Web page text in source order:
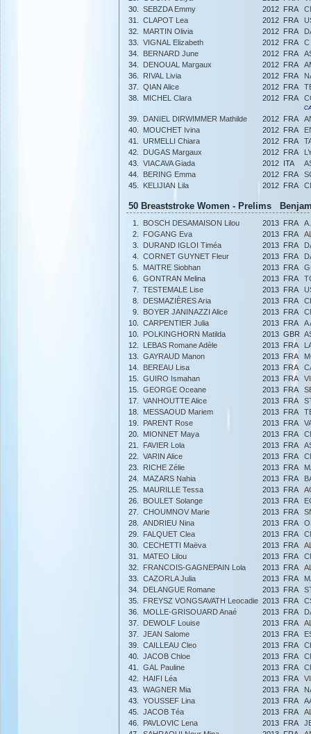
30.
SEBZDA Emmy 2012 FRA
31.
CLAPOT Lea 2012 FRA
32.
MARTIN Olivia 2012 FRA
33.
VIGNAL Elizabeth 2012 FRA
C
34.
BERNARD June 2012 FRA
34.
DENOUAL Margaux 2012 FRA
36.
RIVAL Livia 2012 FRA
37.
QIAN Alice 2012 FRA
38.
MICHEL Clara 2012 FRA
39. DANIEL DIRWIMMER Mathilde 2012 FRA
40.
MOUCHET Ivina 2012 FRA
41.
URMELLI Chiara 2012 FRA
42.
DUGAS Margaux 2012 FRA
43.
VIACAVA Giada 2012 ITA
44.
BERING Emma 2012 FRA
45.
KELIJIAN Lila 2012 FRA
50 Breaststroke Women - Prelims
1. BOSCH DESAMAISON Lilou 2013 FRA
2.
FOGANG Eva 2013 FRA
3.
DURAND IGLOI Timéa 2013 FRA
4.
CORNET GUYNET Fleur 2013 FRA
5.
MAITRE Siobhan 2013 FRA
6.
GONTRAN Melina 2013 FRA
7.
TESTEMALE Lise 2013 FRA
8.
DESMAZIÈRES Aria 2013 FRA
9.
BOYER JANINAZZI Alice 2013 FRA
10.
CARPENTIER Julia 2013 FRA
A
10.
POLKINGHORN Matilda 2013 GBR
12.
LEBAS Romane Adèle 2013 FRA
13.
GAYRAUD Manon 2013 FRA
14.
BEREAU Lisa 2013 FRA
15.
GUIRO Ismahan 2013 FRA
15.
GEORGE Oceane 2013 FRA
17.
VANHOUTTE Alice 2013 FRA
18.
MESSAOUD Mariem 2013 FRA
19.
PARENT Rose 2013 FRA
20.
MIONNET Maya 2013 FRA
21.
FAVIER Lola 2013 FRA
22.
VARIN Alice 2013 FRA
23.
RICHE Zélie 2013 FRA
24.
MAZARS Nahia 2013 FRA
25.
MAURILLE Tessa 2013 FRA
26.
BOULET Solange 2013 FRA
27.
CHOUMNOV Marie 2013 FRA
28.
ANDRIEU Nina 2013 FRA
29.
FALQUET Clea 2013 FRA
30.
CECHETTI Maëva 2013 FRA
31.
MATEO Lilou 2013 FRA
32.
FRANCOIS-GAGNEPAIN Lola 2013 FRA
33.
CAZORLA Julia 2013 FRA
34.
DELANGUE Romane 2013 FRA
35.
FREYSZ VONGSAVATH Leocadie 2013 FRA
36.
MOLLE-GRISOUARD Anaé 2013 FRA
37.
DEWOLF Louise 2013 FRA
37.
JEAN Salome 2013 FRA
39.
CAILLEAU Cleo 2013 FRA
40.
JACOB Chloe 2013 FRA
41.
GAL Pauline 2013 FRA
42.
HAIFI Léa 2013 FRA
43.
WAGNER Mia 2013 FRA
43.
YOUSSEF Lina 2013 FRA
45.
JACOB Téa 2013 FRA
46.
PAVLOVIC Lena 2013 FRA